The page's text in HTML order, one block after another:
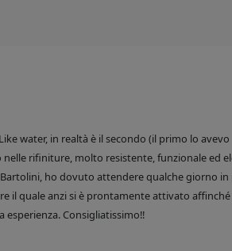
water, in realtà è il secondo (il primo lo avevo
rifiniture, molto resistente, funzionale ed
ho dovuto attendere qualche giorno in
il quale anzi si è prontamente attivato affinché
esperienza. Consigliatissimo!!